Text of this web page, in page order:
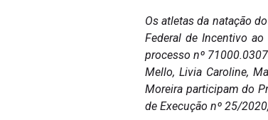
Os atletas da natação
Federal de Incentivo
processo nº
Mello, Livia Caroline,
Moreira participam do
de Execução nº 25/